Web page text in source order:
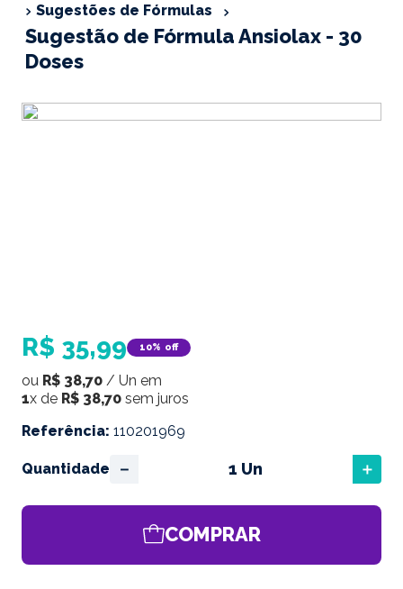
Sugestões de Fórmulas
Sugestão de Fórmula Ansiolax - 30
Doses
R$ 35,99 10% off
ou R$ 38,70 / Un em
1x de R$ 38,70 sem juros
Referência: 110201969
Quantidade ＋
－
COMPRAR